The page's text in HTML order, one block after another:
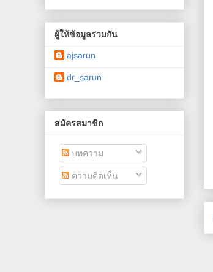
ผู้ให้ข้อมูลร่วมกัน
ajsarun
dr_sarun
สมัครสมาชิก
บทความ
ความคิดเห็น